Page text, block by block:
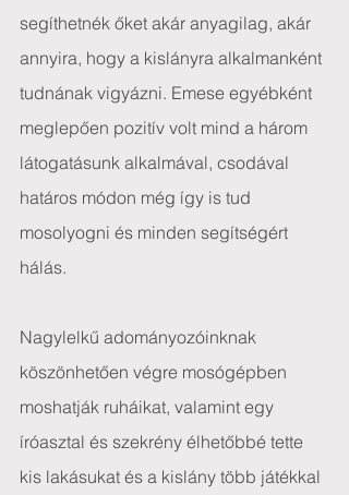
segíthetnék őket akár anyagilag, akár
annyira, hogy a kislányra alkalmanként
tudnának vigyázni. Emese egyébként
meglepően pozitív volt mind a három
látogatásunk alkalmával, csodával
határos módon még így is tud
mosolyogni és minden segítségért
hálás.
Nagylelkű adományozóinknak
köszönhetően végre mosógépben
moshatják ruháikat, valamint egy
íróasztal és szekrény élhetőbbé tette
kis lakásukat és a kislány több játékkal